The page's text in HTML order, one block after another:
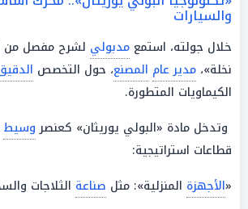
والسيارات
خلال جولته، استمعمدبولي لشرح مفصل من
نخلة»، مدير عام المصنع، حول التخصص
الكيماويات المتطورة.
وتدخل مادة «البولي يوريثان» كعنصروسيط
قطاعات استراتيجية:
«الأجهزة المنزلية»: مثل صناعة الثلاجات